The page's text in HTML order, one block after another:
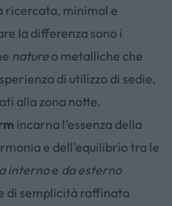
ricercata, minimal e
la differenza sono i
natureo metalliche che
di utilizzo di sedie,
alla zona notte.
incarna l’essenza della
e dell’equilibrio tra le
internoe da esterno
di semplicità raffinata